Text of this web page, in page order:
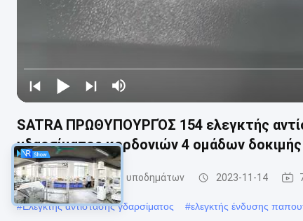
SATRA ΠΡΩΘΥΠΟΥΡΓΌΣ 154 ελεγκτής
γδαρσίματος κορδονιών 4 ομάδων δοκιμής
Εξοπλισμός δοκιμής υποδημάτων 2023-11-14
#Ελεγκτής αντίστασης γδαρσίματος #ελεγκτής ένδυσης